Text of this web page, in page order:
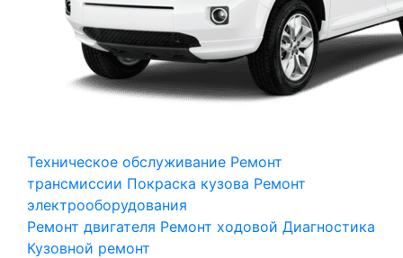
Техническое обслуживание Ремонт
трансмиссии Покраска кузова Ремонт
электрооборудования
Ремонт двигателя Ремонт ходовой Диагностика
Кузовной ремонт